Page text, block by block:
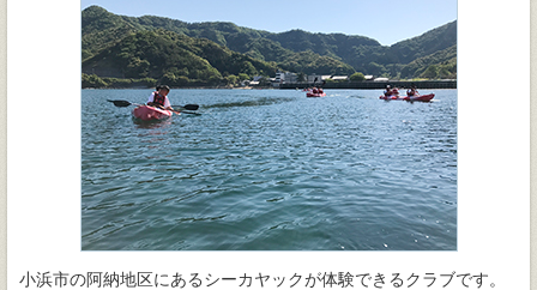
小浜市の阿納地区にあるシーカヤックが体験できるクラブです。